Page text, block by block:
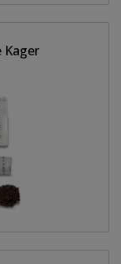
Kager